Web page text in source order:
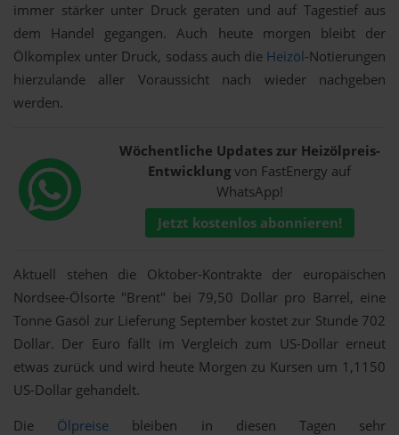
immer stärker unter Druck geraten und auf Tagestief aus
dem Handel gegangen. Auch heute morgen bleibt der
Ölkomplex unter Druck, sodass auch die Heizöl-Notierungen
hierzulande aller Voraussicht nach wieder nachgeben
werden.
Wöchentliche Updates zur Heizölpreis-
Entwicklungvon FastEnergy auf
WhatsApp!
Jetzt kostenlos abonnieren!
Aktuell stehen die Oktober-Kontrakte der europäischen
Nordsee-Ölsorte "Brent" bei 79,50 Dollar pro Barrel, eine
Tonne Gasöl zur Lieferung September kostet zur Stunde 702
Dollar. Der Euro fällt im Vergleich zum US-Dollar erneut
etwas zurück und wird heute Morgen zu Kursen um 1,1150
US-Dollar gehandelt.
Die Ölpreise bleiben in diesen Tagen sehr